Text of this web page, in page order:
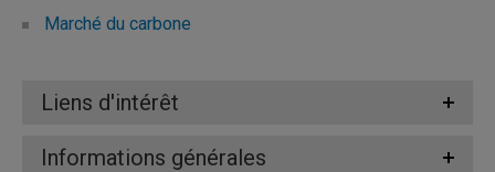
Marché du carbone
Liens d'intérêt
Informations générales